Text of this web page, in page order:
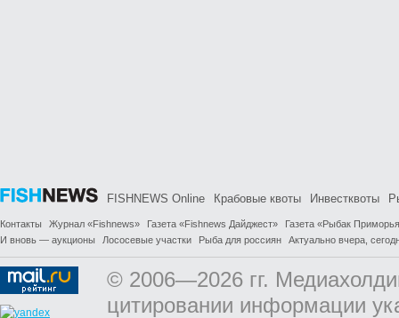
FISHNEWS Online Крабовые квоты Инвестквоты
Контакты Журнал «Fishnews» Газета «Fishnews Дайджест»
Газета «Рыбак
И вновь — аукционы
Лососевые участки Рыба для россиян Актуально вчера,
© 2006—2026 гг.
цитировании информации